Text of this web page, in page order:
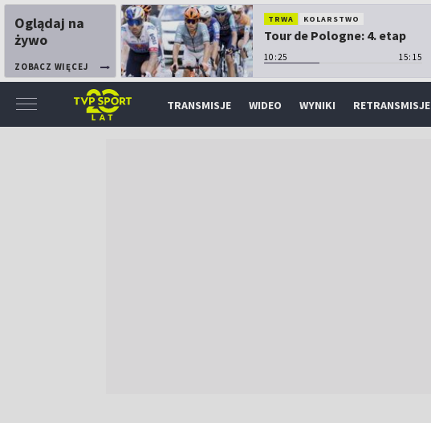
Oglądaj na
żywo
ZOBACZ WIĘCEJ
TRWA KOLARSTWO
Tour de Pologne: 4. etap
10:25 15:15
TRANSMISJE WIDEO WYNIKI RETRANSMISJE